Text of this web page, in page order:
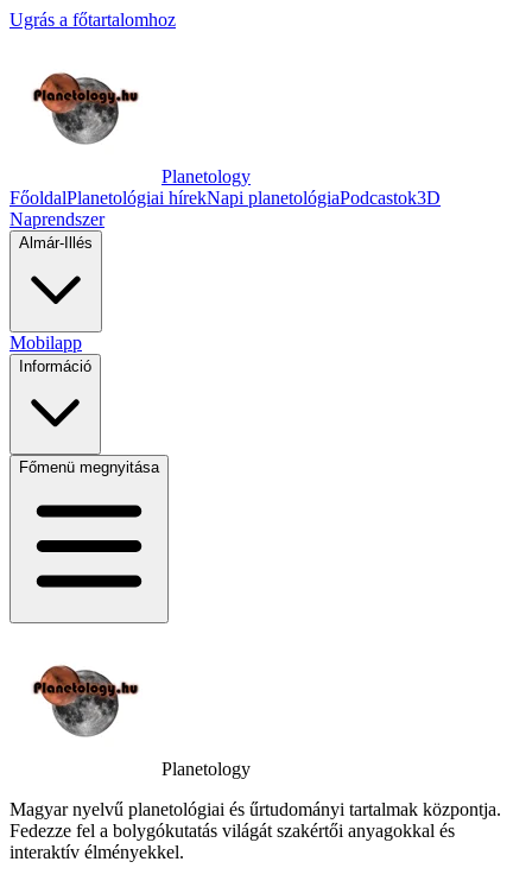
Ugrás a főtartalomhoz
Planetology
FőoldalPlanetológiai hírekNapi planetológiaPodcastok3D
Naprendszer
Almár-Illés
Mobilapp
Információ
Főmenü megnyitása
Planetology
Magyar nyelvű planetológiai és űrtudományi tartalmak központja.
Fedezze fel a bolygókutatás világát szakértői anyagokkal és
interaktív élményekkel.